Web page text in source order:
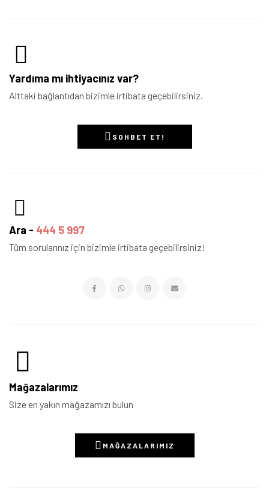
Yardıma mı ihtiyacınız var?
Alttaki bağlantıdan bizimle irtibata geçebilirsiniz.
SOHBET ET!
Ara - 444 5 997
Tüm sorularınız için bizimle irtibata geçebilirsiniz!
Mağazalarımız
Size en yakın mağazamızı bulun
MAĞAZALARIMIZ